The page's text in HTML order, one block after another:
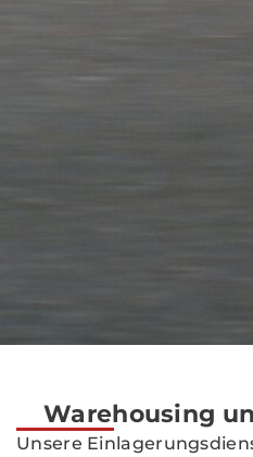
Warehousing
Unsere